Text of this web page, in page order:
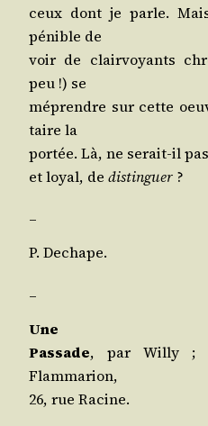
ceux dont je parle.
pénible de
voir de clair­voyants
peu !) se
méprendre sur cette
taire la
por­tée. Là, ne serait-il
et loyal, de dis­tin­guer ?
P. Dechape.
Une
Pas­sade, par Willy ;
Flammarion,
26, rue Racine.